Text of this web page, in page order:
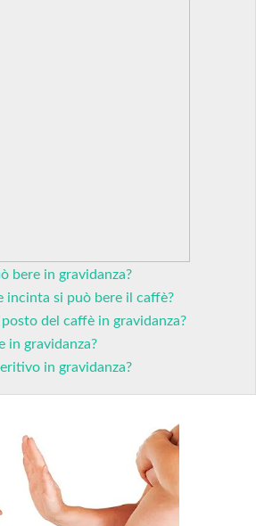
bere in gravidanza?
incinta si può bere il caffè?
del caffè in gravidanza?
in gravidanza?
in gravidanza?